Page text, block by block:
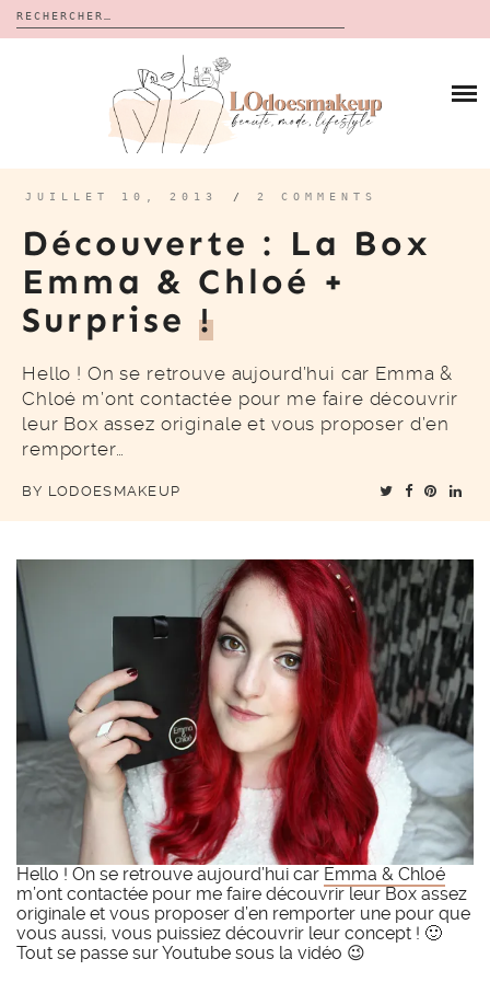
Rechercher :
CALENDRIERS DE L’AVENT
BON PLAN
À PROPOS
CONTACT
JUILLET 10, 2013 / 2 COMMENTS
Découverte : La Box
Emma & Chloé +
Surprise !
Hello ! On se retrouve aujourd’hui car Emma &
Chloé m’ont contactée pour me faire découvrir
leur Box assez originale et vous proposer d’en
remporter…
BY LODOESMAKEUP
Hello ! On se retrouve aujourd’hui car Emma & Chloé
m’ont contactée pour me faire découvrir leur Box assez
originale et vous proposer d’en remporter une pour que
vous aussi, vous puissiez découvrir leur concept ! 🙂
Tout se passe sur Youtube sous la vidéo 😉